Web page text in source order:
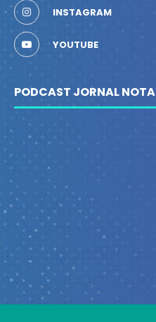
INSTAGRAM
YOUTUBE
PODCAST JORNAL NOTA